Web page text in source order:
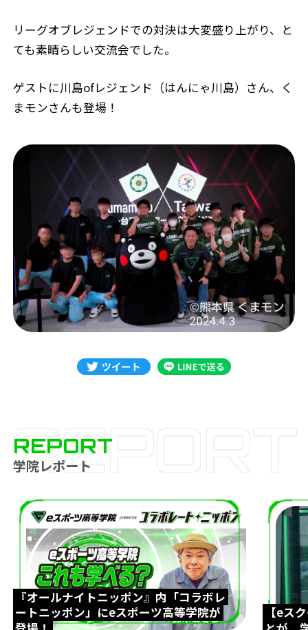
リーグオブレジェンドでの対決は大変盛り上がり、と
ても素晴らしい交流会でした。
ゲストに川島ofレジェンド（はんにゃ川島）さん、く
まモンさんも登場！
REPORT
学院レポート
REPORT
『オールナイトニッポン』内「コラボレ
ートニッポン」にeスポーツ高等学院が
【eス